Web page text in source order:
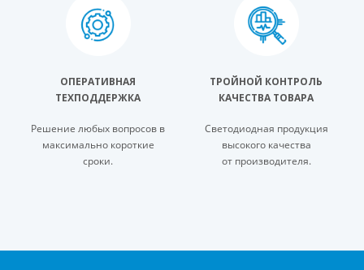
ОПЕРАТИВНАЯ
ТЕХПОДДЕРЖКА
Решение любых вопросов в
максимально короткие
сроки.
ТРОЙНОЙ КОНТРОЛЬ
КАЧЕСТВА ТОВАРА
Светодиодная продукция
высокого качества
от производителя.